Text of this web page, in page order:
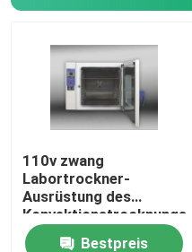
Muffelofen
110v zwang
Labortrockner-
Ausrüstung des
Konvektionstrocknungs-
Ofen-60Hz
Bestpreis